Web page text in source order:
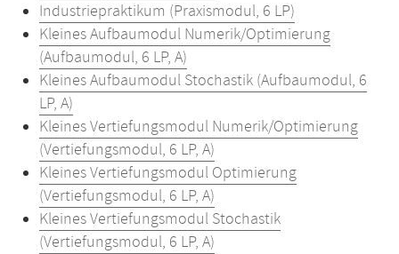
Industriepraktikum (Praxismodul, 6 LP)
Kleines Aufbaumodul Numerik/Optimierung
(Aufbaumodul, 6 LP, A)
Kleines Aufbaumodul Stochastik (Aufbaumodul, 6
LP, A)
Kleines Vertiefungsmodul Numerik/Optimierung
(Vertiefungsmodul, 6 LP, A)
Kleines Vertiefungsmodul Optimierung
(Vertiefungsmodul, 6 LP, A)
Kleines Vertiefungsmodul Stochastik
(Vertiefungsmodul, 6 LP, A)